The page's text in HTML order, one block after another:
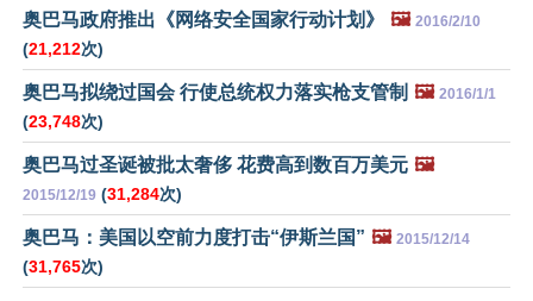
奥巴马政府推出《网络安全国家行动计划》 🖼️ 2016/2/10
(21,212次)
奥巴马拟绕过国会 行使总统权力落实枪支管制 🖼️ 2016/1/1
(23,748次)
奥巴马过圣诞被批太奢侈 花费高到数百万美元 🖼️
2015/12/19 (31,284次)
奥巴马：美国以空前力度打击“伊斯兰国” 🖼️ 2015/12/14
(31,765次)